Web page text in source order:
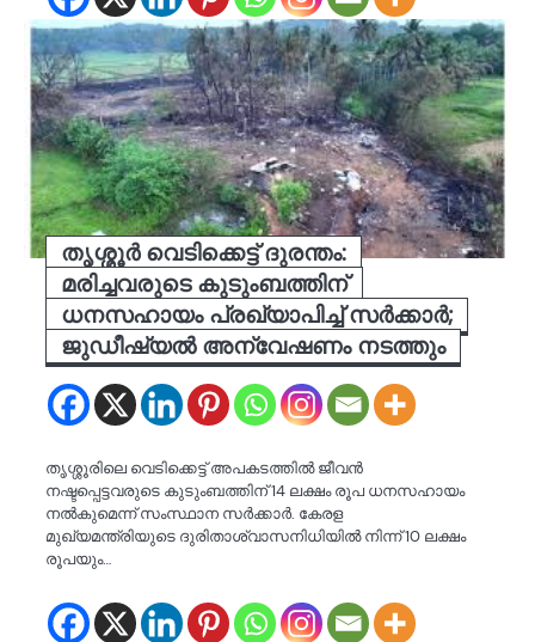
തൃശ്ശൂർ വെടിക്കെട്ട് ദുരന്തം:
മരിച്ചവരുടെ കുടുംബത്തിന്
ധനസഹായം പ്രഖ്യാപിച്ച് സർക്കാർ;
ജുഡീഷ്യല്‍ അന്വേഷണം നടത്തും
തൃശ്ശൂരിലെ വെടിക്കെട്ട് അപകടത്തിൽ ജീവൻ
നഷ്ടപ്പെട്ടവരുടെ കുടുംബത്തിന് 14 ലക്ഷം രൂപ ധനസഹായം
നൽകുമെന്ന് സംസ്ഥാന സർക്കാർ. കേരള
മുഖ്യമന്ത്രിയുടെ ദുരിതാശ്വാസനിധിയിൽ നിന്ന് 10 ലക്ഷം
രൂപയും…